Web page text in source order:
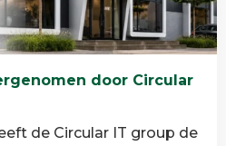
door Circular
de Circular IT group de